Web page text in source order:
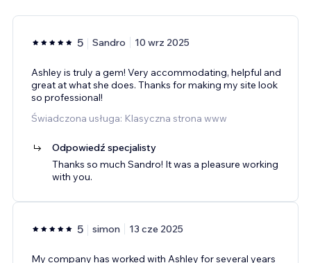
5 Sandro 10 wrz 2025
Ashley is truly a gem! Very accommodating, helpful and
great at what she does. Thanks for making my site look
so professional!
Świadczona usługa: Klasyczna strona www
Odpowiedź specjalisty
Thanks so much Sandro! It was a pleasure working
with you.
5 simon 13 cze 2025
My company has worked with Ashley for several years